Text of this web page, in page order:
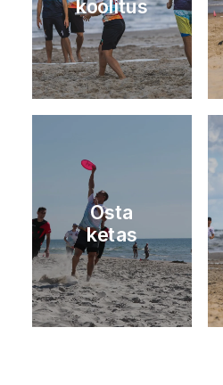
Osta
ketas